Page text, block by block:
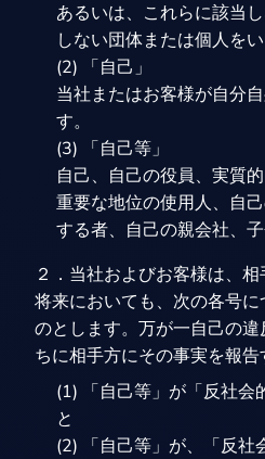
あるいは、これらに該当
しない団体または個人をい
(2) 「自己」
当社またはお客様が自分
す。
(3) 「自己等」
自己、自己の役員、実質
重要な地位の使用人、自
する者、自己の親会社、子
２．当社およびお客様は、
将来においても、次の各号
のとします。万が一自己の
ちに相手方にその事実を報告
(1) 「自己等」が「反社会
と
(2) 「自己等」が、「反社